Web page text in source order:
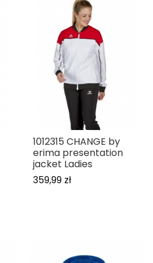
1012315 CHANGE by
erima presentation
jacket Ladies
359,99 zł